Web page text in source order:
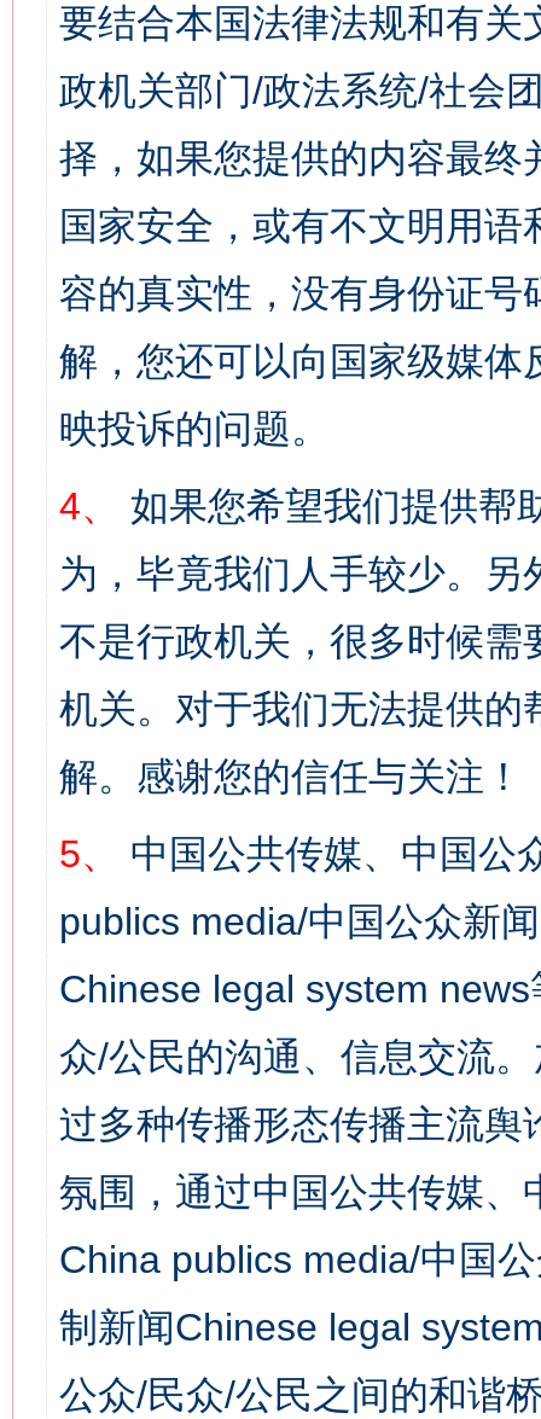
要结合本国法律法规和有关
政机关部门/政法系统/社会
择，如果您提供的内容最
国家安全，或有不文明用
容的真实性，没有身份证
解，您还可以向国家级媒
映投诉的问题。
4、
如果您希望我们提供帮
为，毕竟我们人手较少。
不是行政机关，很多时候
机关。对于我们无法提供
解。感谢您的信任与关注！
5、
中国公共传媒、中国公
publics media/中国公众新
Chinese legal system
众/公民的沟通、信息交流
过多种传播形态传播主流
氛围，通过中国公共传媒
China publics media/中国
制新闻Chinese legal
公众/民众/公民之间的和谐